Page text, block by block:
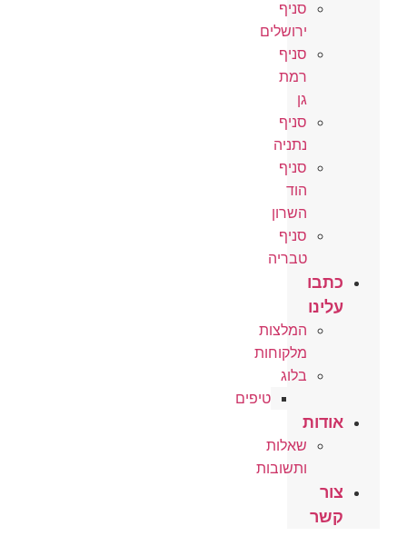
סניף
ירושלים
סניף
רמת
גן
סניף
נתניה
סניף
הוד
השרון
סניף
טבריה
כתבו
עלינו
המלצות
מלקוחות
בלוג
טיפים
אודות
שאלות
ותשובות
צור
קשר